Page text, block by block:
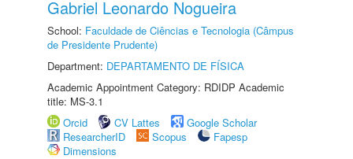
Gabriel Leonardo Nogueira
School: Faculdade de Ciências e Tecnologia (Câmpus
de Presidente Prudente)
Department: DEPARTAMENTO DE FÍSICA
Academic Appointment Category: RDIDP Academic
title: MS-3.1
Orcid
CV Lattes
Google Scholar
ResearcherID
Scopus
Fapesp
Dimensions